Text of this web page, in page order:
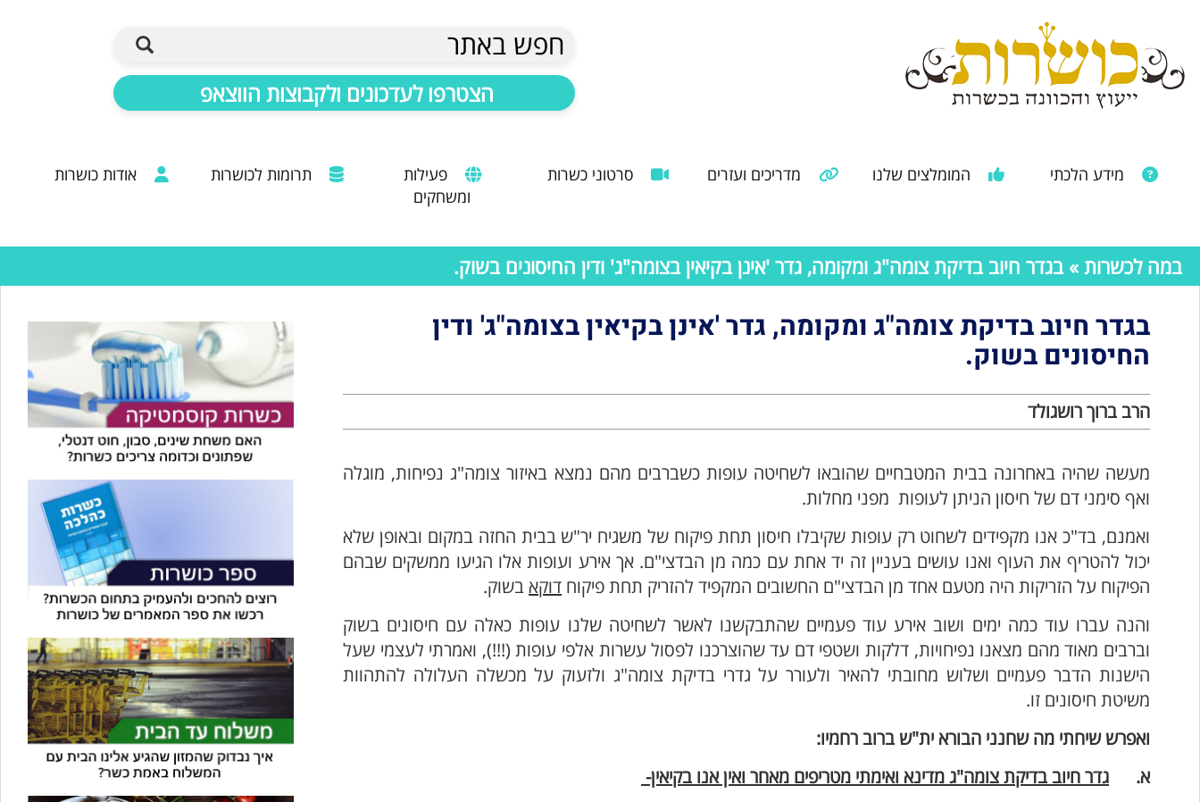
חפש באתר
הצטרפו לעדכונים ולקבוצות הווצאפ
מידע הלכתי המומלצים שלנו מדריכים ועזרים סרטוני כשרות
פעילות
ומשחקים
תרומות לכושרות אודות כושרות
במה לכשרות » בגדר חיוב בדיקת צומה"ג ומקומה, גדר 'אינן בקיאין בצומה"ג' ודין החיסונים בשוק.
בגדר חיוב בדיקת צומה"ג ומקומה, גדר 'אינן בקיאין בצומה"ג' ודין
החיסונים בשוק.
הרב ברוך רושגולד
מעשה שהיה באחרונה בבית המטבחיים שהובאו לשחיטה עופות כשברבים מהם נמצא באיזור צומה"ג נפיחות, מוגלה
ואף סימני דם של חיסון הניתן לעופות מפני מחלות.
ואמנם, בד"כ אנו מקפידים לשחוט רק עופות שקיבלו חיסון תחת פיקוח של משגיח יר"ש בבית החזה במקום ובאופן שלא
יכול להטריף את העוף ואנו עושים בעניין זה יד אחת עם כמה מן הבדצי"ם. אך אירע ועופות אלו הגיעו ממשקים שבהם
הפיקוח על הזריקות היה מטעם אחד מן הבדצי"ם החשובים המקפיד להזריק תחת פיקוח דוקא בשוק.
והנה עברו עוד כמה ימים ושוב אירע עוד פעמיים שהתבקשנו לאשר לשחיטה שלנו עופות כאלה עם חיסונים בשוק
וברבים מאוד מהם מצאנו נפיחויות, דלקות ושטפי דם עד שהוצרכנו לפסול עשרות אלפי עופות (!!!), ואמרתי לעצמי שעל
הישנות הדבר פעמיים ושלוש מחובתי להאיר ולעורר על גדרי בדיקת צומה"ג ולזעוק על מכשלה העלולה להתהוות
משיטת חיסונים זו.
ואפרש שיחתי מה שחנני הבורא ית"ש ברוב רחמיו:
א.
גדר חיוב בדיקת צומה"ג מדינא ואימתי מטריפים מאחר ואין אנו בקיאין-